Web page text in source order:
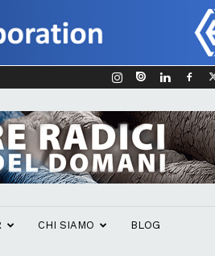
CHI SIAMO BLOG